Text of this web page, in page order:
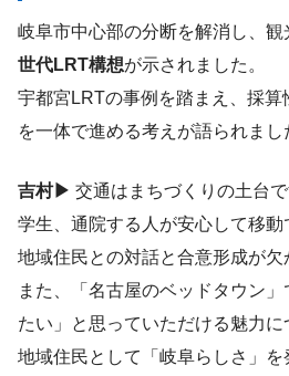
岐阜市中心部の分断を解消し、
世代LRT構想が示されました。
宇都宮LRTの事例を踏まえ、採
を一体で進める考えが語られまし
吉村▶ 交通はまちづくりの土台
学生、通院する人が安心して移動
地域住民との対話と合意形成が欠
また、「名古屋のベッドタウン
たい」と思っていただける魅力に
地域住民として「岐阜らしさ」を